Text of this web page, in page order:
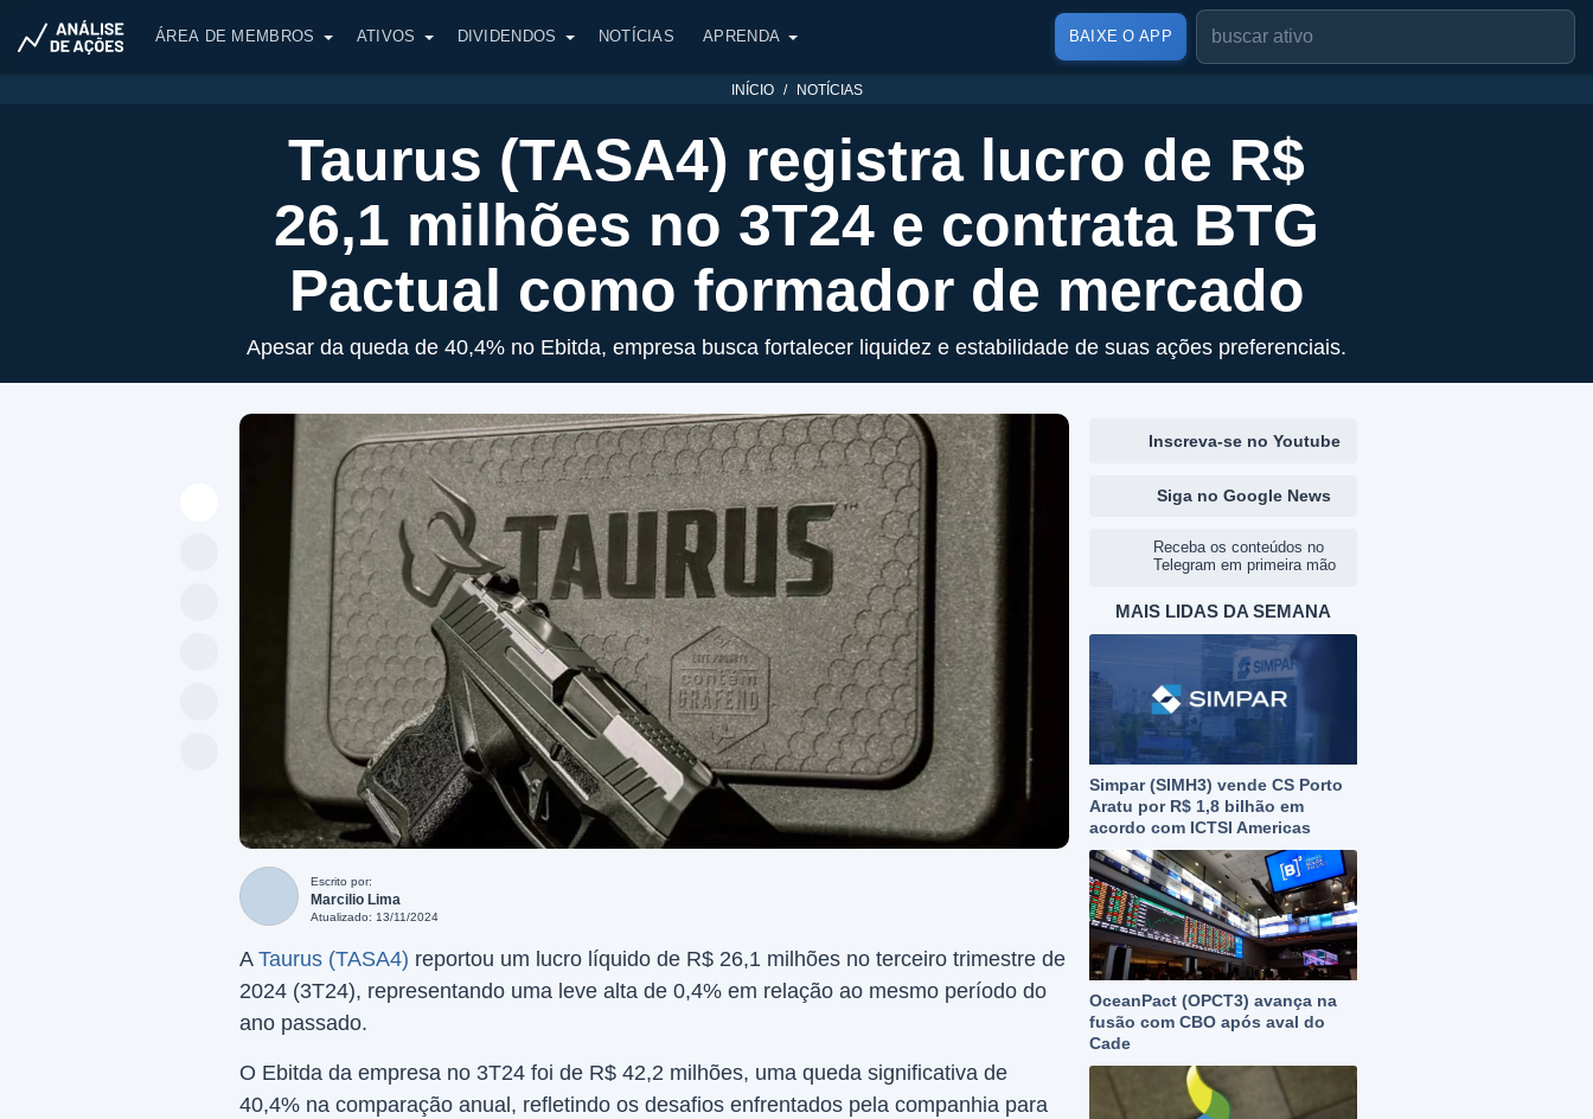
ÁREA DE MEMBROS ATIVOS DIVIDENDOS NOTÍCIAS APRENDA BAIXE O APP
INÍCIO NOTÍCIAS
Taurus (TASA4) registra lucro de R$
26,1 milhões no 3T24 e contrata BTG
Pactual como formador de mercado
Apesar da queda de 40,4% no Ebitda, empresa busca fortalecer liquidez e estabilidade de suas ações preferenciais.
Escrito por:
Marcilio Lima
Atualizado: 13/11/2024
A Taurus (TASA4) reportou um lucro líquido de R$ 26,1 milhões no terceiro trimestre de
2024 (3T24), representando uma leve alta de 0,4% em relação ao mesmo período do
ano passado.
O Ebitda da empresa no 3T24 foi de R$ 42,2 milhões, uma queda significativa de
40,4% na comparação anual, refletindo os desafios enfrentados pela companhia para
Inscreva-se no Youtube
Siga no Google News
Receba os conteúdos no
Telegram em primeira mão
MAIS LIDAS DA SEMANA
Simpar (SIMH3) vende CS Porto
Aratu por R$ 1,8 bilhão em
acordo com ICTSI Americas
OceanPact (OPCT3) avança na
fusão com CBO após aval do
Cade